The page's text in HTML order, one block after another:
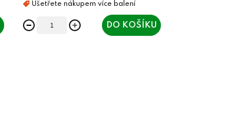
DO KOŠÍKU